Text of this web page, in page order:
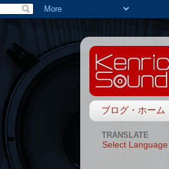
ブログ・ホーム
TRANSLATE
Select Language